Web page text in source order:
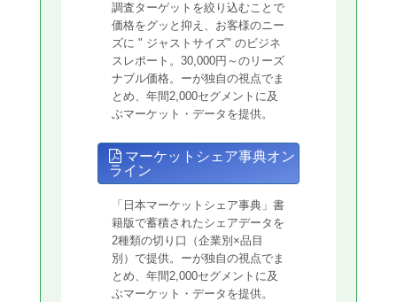
調査ターゲットを絞り込むことで
価格をグッと抑え、お客様のニー
ズに " ジャストサイズ" のビジネ
スレポート。30,000円～のリーズ
ナブル価格。ーが独自の視点でま
とめ、年間2,000セグメントに及
ぶマーケット・データを提供。
マーケットシェア事典オン
ライン
「日本マーケットシェア事典」書
籍版で蓄積されたシェアデータを
2種類の切り口（企業別×品目
別）で提供。ーが独自の視点でま
とめ、年間2,000セグメントに及
ぶマーケット・データを提供。